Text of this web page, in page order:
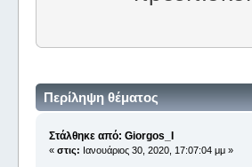
Περίληψη θέματος
Στάλθηκε από: Giorgos_I
« στις: Ιανουάριος 30, 2020, 17:07:04 μμ »